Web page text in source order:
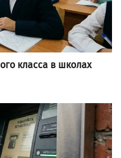
класса в школах